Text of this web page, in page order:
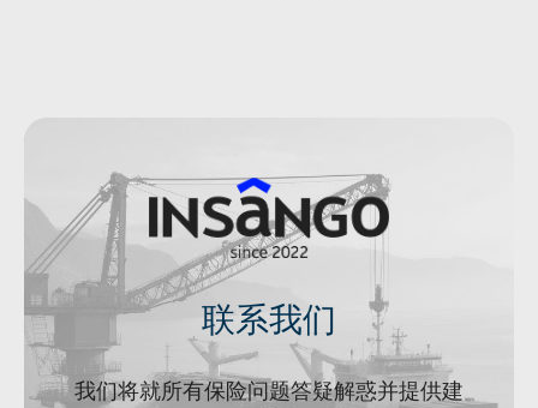
联系我们
我们将就所有保险问题答疑解惑并提供建